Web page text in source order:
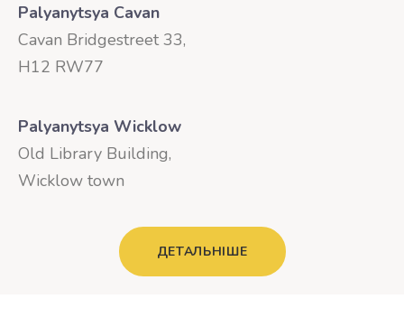
Palyanytsya Cavan
Cavan Bridgestreet 33,
H12 RW77
Palyanytsya Wicklow
Old Library Building,
Wicklow town
ДЕТАЛЬНІШЕ